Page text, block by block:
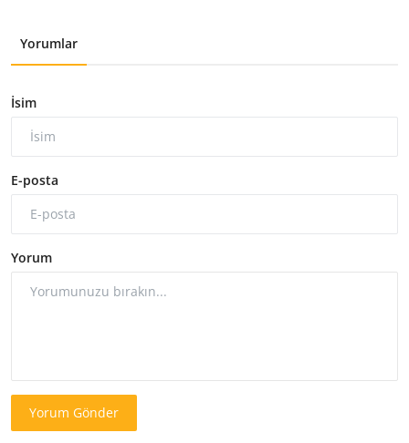
Yorumlar
İsim
E-posta
Yorum
Yorum Gönder